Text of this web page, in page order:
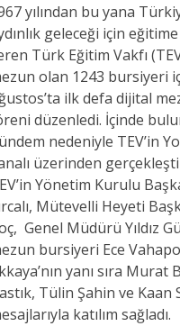
yılından bu yana
geleceği için
Türk Eğitim Vakfı
olan 1243 bursiyeri
ilk defa dijital
düzenledi. İçinde
nedeniyle TEV’in
üzerinden
Yönetim Kurulu
Mütevelli Heyeti
Genel Müdürü Yıldız
bursiyeri Ece
yanı sıra Murat
Tülin Şahin ve Kaan
katılım sağladı.